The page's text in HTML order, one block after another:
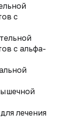
с
с альфа-
лечения